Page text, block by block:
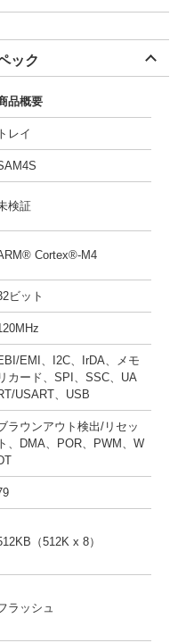
ック
品概要
トレイ
検証
Cortex®-M4
ビット
EMI、I2C、IrDA、メモ
リカード、SPI、SSC、UA
USART、USB
ラウンアウト検出/リセッ
ト、DMA、POR、PWM、W
（512K x 8）
ラッシュ